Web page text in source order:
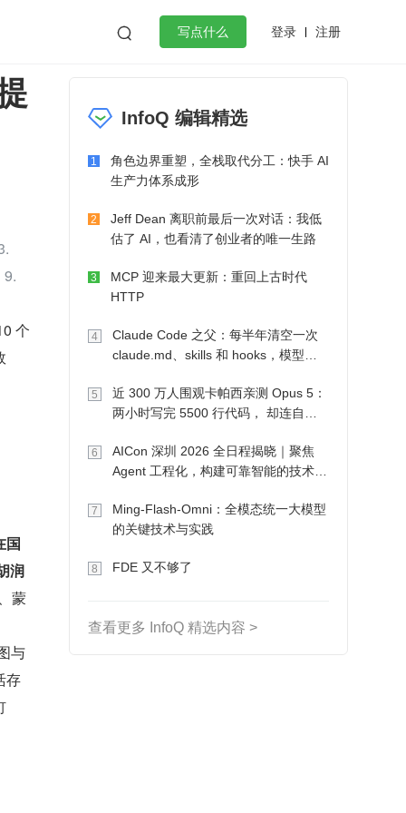
 写点什么 登录 注册
工作
微服务架构 flutter
个
国
润
蒙
与
存
InfoQ 编辑精选
1
角色边界重塑，全栈取代分工：快手 AI
生产力体系成形
2
Jeff Dean 离职前最后一次对话：我低
估了 AI，也看清了创业者的唯一生路
3
MCP 迎来最大更新：重回上古时代
HTTP
4
Claude Code 之父：每半年清空一次
claude.md、skills 和 hooks，模型自
5
近 300 万人围观卡帕西亲测 Opus 5：
两小时写完 5500 行代码， 却连自己
6
AICon 深圳 2026 全日程揭晓｜聚焦
Agent 工程化，构建可靠智能的技术路
7
Ming-Flash-Omni：全模态统一大模型
的关键技术与实践
8 FDE 又不够了
查看更多 InfoQ 精选内容 >